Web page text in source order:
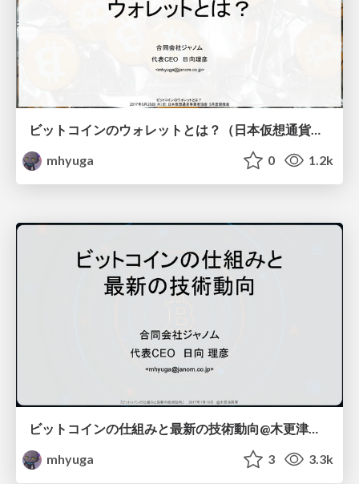
ビットコインのウォレットとは？（日本仮想通貨事業者協会5月度勉強会）
mhyuga
0 1.2k
mhyuga
3 3.3k